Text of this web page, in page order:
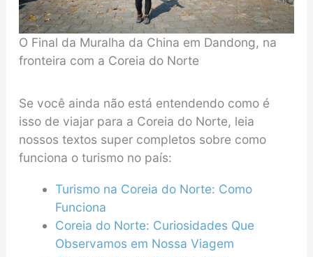
O Final da Muralha da China em Dandong, na
fronteira com a Coreia do Norte
Se você ainda não está entendendo como é
isso de viajar para a Coreia do Norte, leia
nossos textos super completos sobre como
funciona o turismo no país:
Turismo na Coreia do Norte: Como
Funciona
Coreia do Norte: Curiosidades Que
Observamos em Nossa Viagem